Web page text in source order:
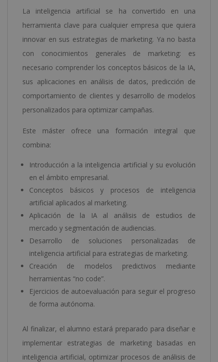
La inteligencia artificial se ha convertido en una
herramienta clave para cualquier empresa que quiera
innovar en sus estrategias de marketing. Ya no basta
con conocimientos generales de marketing: es
necesario comprender los conceptos básicos de la IA,
sus aplicaciones en análisis de datos, predicción de
comportamiento de clientes y desarrollo de modelos
personalizados para optimizar campañas.
Este máster ofrece una formación integral que
combina:
Introducción a la inteligencia artificial y su evolución
en el ámbito empresarial.
Conceptos básicos y procesos de inteligencia
artificial aplicados al marketing.
Aplicación de la IA al análisis de estudios de
mercado y segmentación de audiencias.
Desarrollo de soluciones personalizadas de
inteligencia artificial para estrategias de marketing.
Creación de modelos predictivos mediante
herramientas “no code”.
Ejercicios de autoevaluación para seguir el progreso
de forma autónoma.
Al finalizar, el alumno estará preparado para diseñar e
implementar estrategias de marketing basadas en
inteligencia artificial, optimizar procesos de análisis de